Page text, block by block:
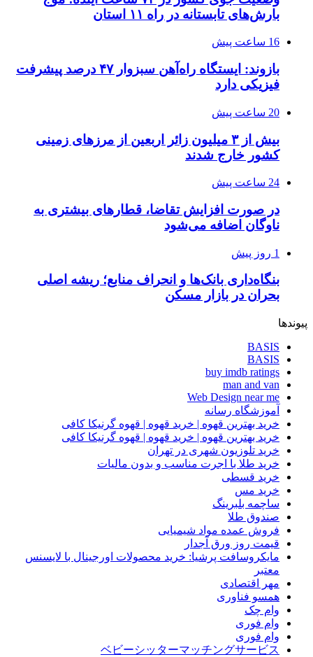
بارش‌های تابستانه در راه ۱۱ استان
16 ساعت پیش
بازوند: ایستگاه راه‌آهن سبزوار ۴۷ درصد پیشرفت
فیزیکی دارد
20 ساعت پیش
بیش از ۳ میلیون زائر اربعین از مرزهای زمینی
کشور خارج شدند
24 ساعت پیش
در صورت افزایش تقاضا، قطارهای بیشتری به
ناوگان اضافه می‌شود
1 روز پیش
بنگاه‌داری بانک‌ها و انحراف منابع؛ ریشه اصلی
بحران در بازار مسکن
پیوندها
BASIS
BASIS
buy imdb ratings
man and van
Web Design near me
آموزشگاه رسانه
خرید بهترین قهوه | خرید قهوه | قهوه گرنیکا کافی
خرید بهترین قهوه | خرید قهوه | قهوه گرنیکا کافی
خرید تلوزیون شهری در تهران
خرید طلا با اجرت مناسب و بدون مالیات
خرید قسطی
خرید مس
ساچمه بلبرینگ
صندوق طلا
فروش عمده مواد شیمیایی
قیمت روز ورق آجدار
مایکروسافت پرشیا: خرید محصولات اورجینال با لایسنس
معتبر
مهر اقتصادی
همسو فناوری
وام چک
وام فوری
وام فوری
ベビーシッターマッチングサービス